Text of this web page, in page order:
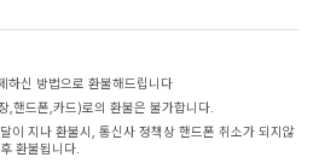
하신 방법으로 환불해드립니다
,핸드폰,카드)로의 환불은 불가합니다.
이 지나 환불시, 통신사 정책상 핸드폰 취소가 되지않
환불됩니다.